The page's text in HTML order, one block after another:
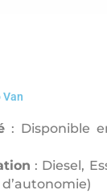
Van
: Disponible
: Diesel,